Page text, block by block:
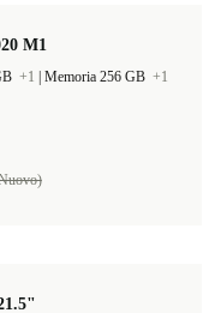
M1
+1 Memoria 256 GB +1